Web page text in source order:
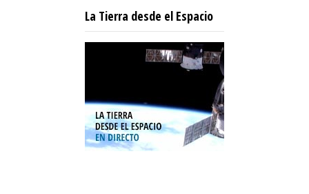
La Tierra desde el Espacio